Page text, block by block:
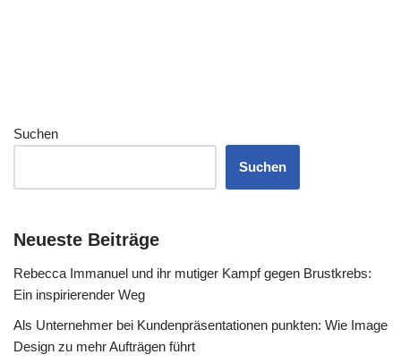
Suchen
Suchen
Neueste Beiträge
Rebecca Immanuel und ihr mutiger Kampf gegen Brustkrebs:
Ein inspirierender Weg
Als Unternehmer bei Kundenpräsentationen punkten: Wie Image
Design zu mehr Aufträgen führt